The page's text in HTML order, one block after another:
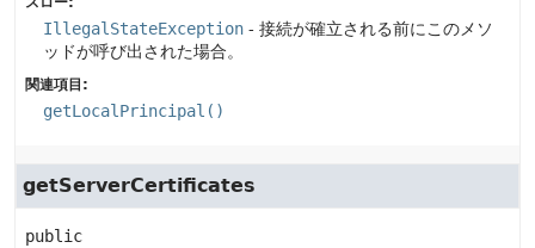
IllegalStateException - 接続が確立される前にこのメソ
ッドが呼び出された場合。
関連項目:
getLocalPrincipal()
getServerCertificates
public